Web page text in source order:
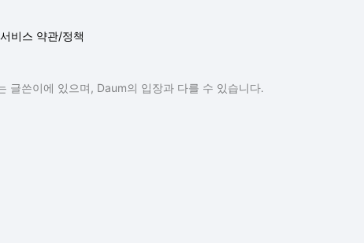
서비스 약관/정책
글쓴이에 있으며, Daum의 입장과 다를 수 있습니다.